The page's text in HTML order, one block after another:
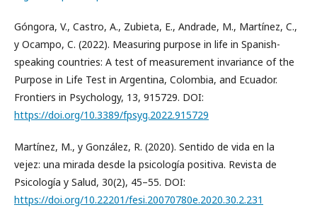
Góngora, V., Castro, A., Zubieta, E., Andrade, M., Martínez, C.,
y Ocampo, C. (2022). Measuring purpose in life in Spanish-
speaking countries: A test of measurement invariance of the
Purpose in Life Test in Argentina, Colombia, and Ecuador.
Frontiers in Psychology, 13, 915729. DOI:
https://doi.org/10.3389/fpsyg.2022.915729
Martínez, M., y González, R. (2020). Sentido de vida en la
vejez: una mirada desde la psicología positiva. Revista de
Psicología y Salud, 30(2), 45–55. DOI:
https://doi.org/10.22201/fesi.20070780e.2020.30.2.231